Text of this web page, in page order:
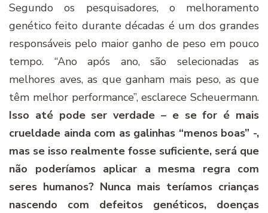
Segundo os pesquisadores, o melhoramento
genético feito durante décadas é um dos grandes
responsáveis pelo maior ganho de peso em pouco
tempo. “Ano após ano, são selecionadas as
melhores aves, as que ganham mais peso, as que
têm melhor performance”, esclarece Scheuermann.
Isso até pode ser verdade – e se for é mais
crueldade ainda com as galinhas “menos boas” -,
mas se isso realmente fosse suficiente, será que
não poderíamos aplicar a mesma regra com
seres humanos? Nunca mais teríamos crianças
nascendo com defeitos genéticos, doenças